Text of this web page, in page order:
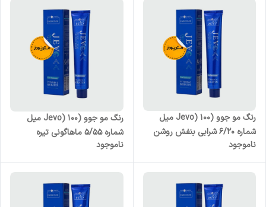
رنگ مو جوو (Jevo) 100 میل
شماره 6/20 شرابی بنفش روشن
ناموجود
رنگ مو جوو (Jevo) 100 میل
شماره 5/55 ماهاگونی تیره
ناموجود